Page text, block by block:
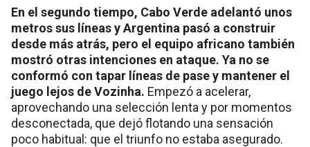
En el segundo tiempo, Cabo Verde adelantó unos
metros sus líneas y Argentina pasó a construir
desde más atrás, pero el equipo africano también
mostró otras intenciones en ataque. Ya no se
conformó con tapar líneas de pase y mantener el
juego lejos de Vozinha. Empezó a acelerar,
aprovechando una selección lenta y por momentos
desconectada, que dejó flotando una sensación
poco habitual: que el triunfo no estaba asegurado.